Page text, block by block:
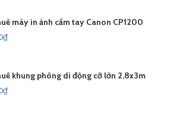
máy in ảnh cầm tay Canon CP1200
khung phông di động cỡ lớn 2,8x3m